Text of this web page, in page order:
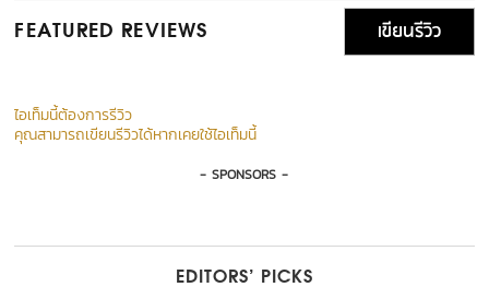
FEATURED REVIEWS เขียนรีวิว
ไอเท็มนี้ต้องการรีวิว
คุณสามารถเขียนรีวิวได้หากเคยใช้ไอเท็มนี้
- SPONSORS -
EDITORS’ PICKS